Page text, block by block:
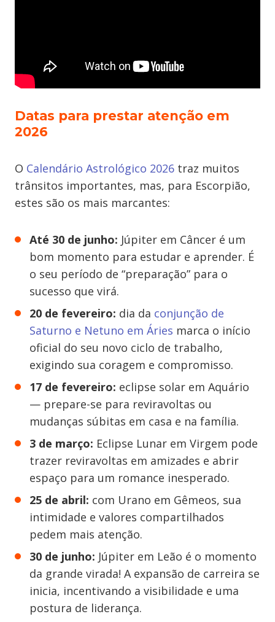
Datas para prestar atenção em
2026
O Calendário Astrológico 2026 traz muitos
trânsitos importantes, mas, para Escorpião,
estes são os mais marcantes:
Até 30 de junho: Júpiter em Câncer é um
bom momento para estudar e aprender. É
o seu período de “preparação” para o
sucesso que virá.
20 de fevereiro: dia da conjunção de
Saturno e Netuno em Áries marca o início
oficial do seu novo ciclo de trabalho,
exigindo sua coragem e compromisso.
17 de fevereiro: eclipse solar em Aquário
— prepare-se para reviravoltas ou
mudanças súbitas em casa e na família.
3 de março: Eclipse Lunar em Virgem pode
trazer reviravoltas em amizades e abrir
espaço para um romance inesperado.
25 de abril: com Urano em Gêmeos, sua
intimidade e valores compartilhados
pedem mais atenção.
30 de junho: Júpiter em Leão é o momento
da grande virada! A expansão de carreira se
inicia, incentivando a visibilidade e uma
postura de liderança.